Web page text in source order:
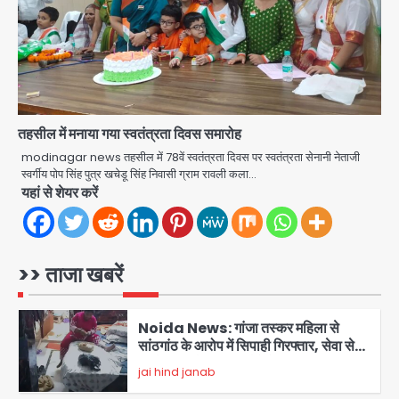
तहसील में मनाया गया स्वतंत्रता दिवस समारोह
modinagar news तहसील में 78वें स्वतंत्रता दिवस पर स्वतंत्रता सेनानी नेताजी
स्वर्गीय पोप सिंह पुत्र खचेडू सिंह निवासी ग्राम रावली कला…
यहां से शेयर करें
>> ताजा खबरें
4
Jharkhand PSC Exam Scam:
रांची में छात्रों का आंदोलन तेज, सरकार से
बातचीत को तैयार, रखीं दो बड़ी शर्तें
jai hind janab
5
नोएडा में IPS अधिकारी बनकर बुजुर्ग को किया
डिजिटल अरेस्ट, 22 लाख रुपये की ठगी
jai hind janab
1
Noida Authority: जांच के घेरे में प्लानिंग
विभाग, GM मीना भार्गव पर उठ रहे सवाल,
2
सांठगांठ के आरोप में सिपाही गिरफ्तार, सेवा से
बर्खास्त, कई पुलिसकर्मियों में डर
jai hind janab